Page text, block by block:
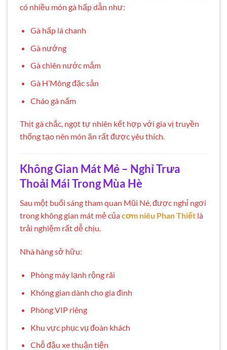
có nhiều món gà hấp dẫn như:
Gà hấp lá chanh
Gà nướng
Gà chiên nước mắm
Gà H’Mông đặc sản
Cháo gà nấm
Thịt gà chắc, ngọt tự nhiên kết hợp với gia vị truyền
thống tạo nên món ăn rất được yêu thích.
Không Gian Mát Mẻ – Nghỉ Trưa
Thoải Mái Trong Mùa Hè
Sau một buổi sáng tham quan Mũi Né, được nghỉ ngơi
trong không gian mát mẻ củacơm niêu Phan Thiết là
trải nghiệm rất dễ chịu.
Nhà hàng sở hữu:
Phòng máy lạnh rộng rãi
Không gian dành cho gia đình
Phòng VIP riêng
Khu vực phục vụ đoàn khách
Chỗ đậu xe thuận tiện